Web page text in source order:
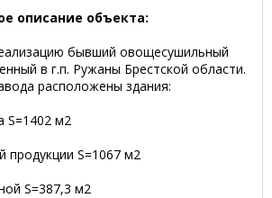
описание объекта:
бывший овощесушильный
в г.п. Ружаны Брестской области.
расположены здания:
S=1402 м2
продукции S=1067 м2
S=387,3 м2